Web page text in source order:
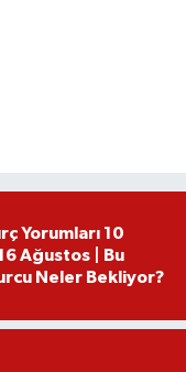
Yorumları 10
Ağustos | Bu
Neler Bekliyor?